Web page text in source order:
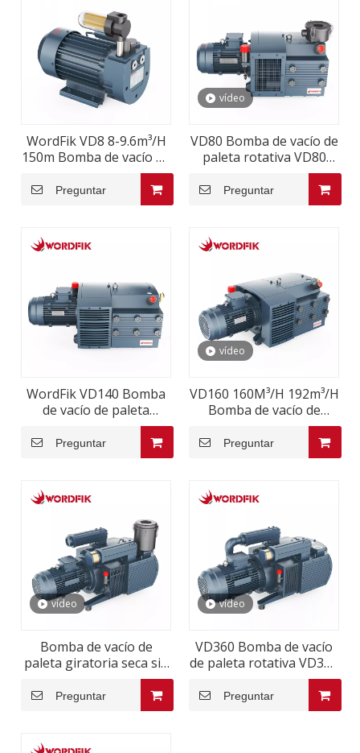
WordFik VD8 8-9.6m³/H
150m Bomba de vacío de
paleta rotativa seca
Preguntar
vídeo
VD80 Bomba de vacío de
paleta rotativa VD80
2.2kw 2.6kw 150mbar 80-
96m³/h
Preguntar
WordFik VD140 Bomba
de vacío de paleta
rotativa seca 140m³/h
168m³/h
Preguntar
vídeo
VD160 160M³/H 192m³/H
Bomba de vacío de
paleta rotativa seca
Preguntar
vídeo
Bomba de vacío de
paleta giratoria seca sin
aceite VD200 VD200
200M³/H 240M³/H
Preguntar
vídeo
VD360 Bomba de vacío
de paleta rotativa VD360
para una máquina de
carpintería de enrutador
CNC 351m³/H 250Mbar
Preguntar